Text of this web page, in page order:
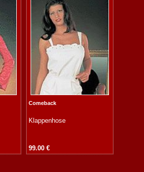
Comeback
Klappenhose
99.00 €